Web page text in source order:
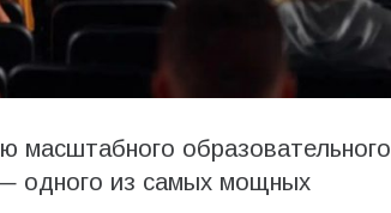
масштабного образовательного
одного из самых мощных